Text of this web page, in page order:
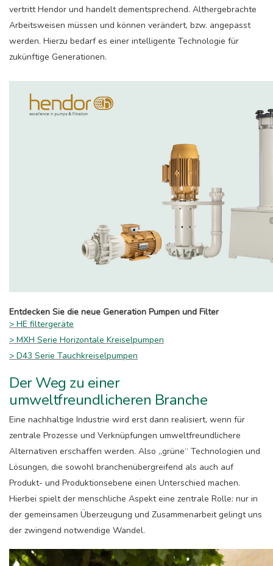
vertritt Hendor und handelt dementsprechend. Althergebrachte
Arbeitsweisen müssen und können verändert, bzw. angepasst
werden. Hierzu bedarf es einer intelligente Technologie für
zukünftige Generationen.
Entdecken Sie die neue Generation Pumpen und Filter
> HE filtergeräte
> MXH Serie Horizontale Kreiselpumpen
> D43 Serie Tauchkreiselpumpen
Der Weg zu einer
umweltfreundlicheren Branche
Eine nachhaltige Industrie wird erst dann realisiert, wenn für
zentrale Prozesse und Verknüpfungen umweltfreundlichere
Alternativen erschaffen werden. Also „grüne“ Technologien und
Lösungen, die sowohl branchenübergreifend als auch auf
Produkt- und Produktionsebene einen Unterschied machen.
Hierbei spielt der menschliche Aspekt eine zentrale Rolle: nur in
der gemeinsamen Überzeugung und Zusammenarbeit gelingt uns
der zwingend notwendige Wandel.